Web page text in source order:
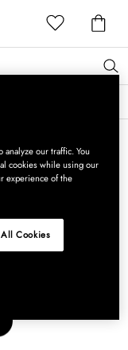
analyze our traffic. You
cookies while using our
experience of the
Cookies